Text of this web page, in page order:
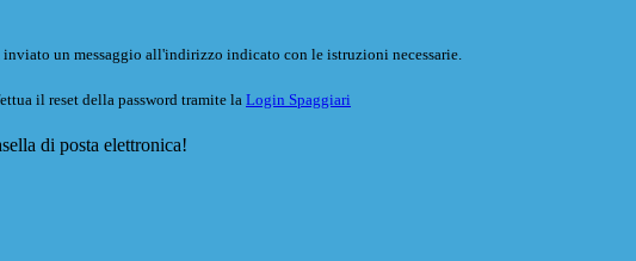
inviato un messaggio all'indirizzo indicato con le istruzioni necessarie.
il reset della password tramite la Login Spaggiari
di posta elettronica!